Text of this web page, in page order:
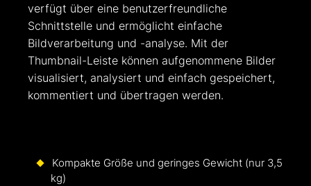
verfügt über eine benutzerfreundliche
Schnittstelle und ermöglicht einfache
Bildverarbeitung und -analyse. Mit der
Thumbnail-Leiste können aufgenommene Bilder
visualisiert, analysiert und einfach gespeichert,
kommentiert und übertragen werden.
Kompakte Größe und geringes Gewicht (nur 3,5
kg)